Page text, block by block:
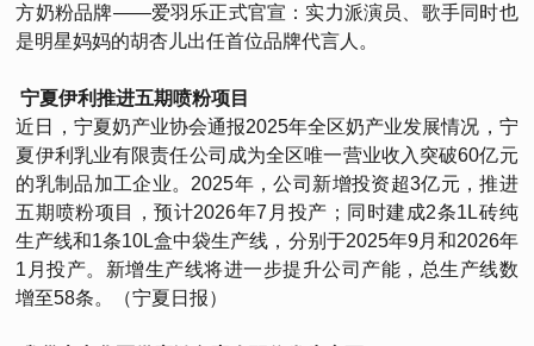
方奶粉品牌——爱羽乐正式官宣：实力派演员、歌手同时也
是明星妈妈的胡杏儿出任首位品牌代言人。
宁夏伊利推进五期喷粉项目
近日，宁夏奶产业协会通报2025年全区奶产业发展情况，宁
夏伊利乳业有限责任公司成为全区唯一营业收入突破60亿元
的乳制品加工企业。2025年，公司新增投资超3亿元，推进
五期喷粉项目，预计2026年7月投产；同时建成2条1L砖纯
生产线和1条10L盒中袋生产线，分别于2025年9月和2026年
1月投产。新增生产线将进一步提升公司产能，总生产线数
增至58条。（宁夏日报）